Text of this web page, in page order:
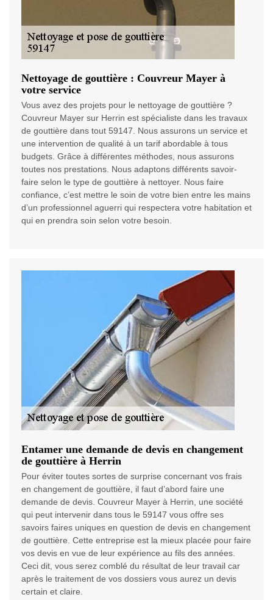
Nettoyage de gouttière : Couvreur Mayer à
votre service
Vous avez des projets pour le nettoyage de gouttière ?
Couvreur Mayer sur Herrin est spécialiste dans les travaux
de gouttière dans tout 59147. Nous assurons un service et
une intervention de qualité à un tarif abordable à tous
budgets. Grâce à différentes méthodes, nous assurons
toutes nos prestations. Nous adaptons différents savoir-
faire selon le type de gouttière à nettoyer. Nous faire
confiance, c’est mettre le soin de votre bien entre les mains
d’un professionnel aguerri qui respectera votre habitation et
qui en prendra soin selon votre besoin.
Entamer une demande de devis en changement
de gouttière à Herrin
Pour éviter toutes sortes de surprise concernant vos frais
en changement de gouttière, il faut d’abord faire une
demande de devis. Couvreur Mayer à Herrin, une société
qui peut intervenir dans tous le 59147 vous offre ses
savoirs faires uniques en question de devis en changement
de gouttière. Cette entreprise est la mieux placée pour faire
vos devis en vue de leur expérience au fils des années.
Ceci dit, vous serez comblé du résultat de leur travail car
après le traitement de vos dossiers vous aurez un devis
certain et claire.